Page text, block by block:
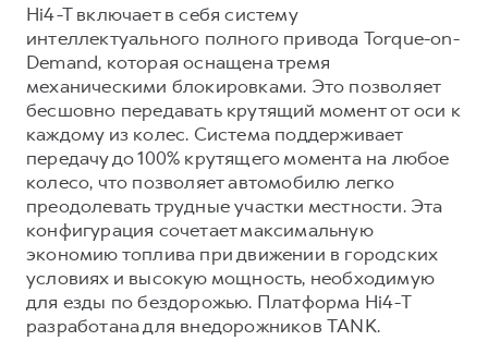
Hi4-T включает в себя систему
интеллектуального полного привода Torque-on-
Demand, которая оснащена тремя
механическими блокировками. Это позволяет
бесшовно передавать крутящий момент от оси к
каждому из колес. Система поддерживает
передачу до 100% крутящего момента на любое
колесо, что позволяет автомобилю легко
преодолевать трудные участки местности. Эта
конфигурация сочетает максимальную
экономию топлива при движении в городских
условиях и высокую мощность, необходимую
для езды по бездорожью. Платформа Hi4-T
разработана для внедорожников TANK.